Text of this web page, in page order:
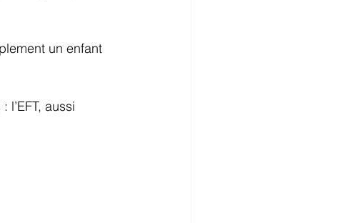
un enfant
aussi